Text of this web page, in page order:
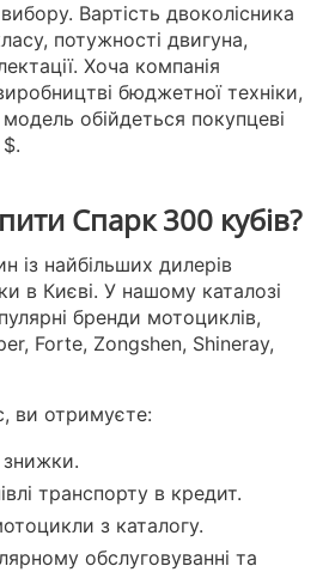
Вартість двоколісника
потужності двигуна,
Хоча компанія
бюджетної техніки,
обійдеться покупцеві
Спарк 300 кубів?
із найбільших дилерів
в Києві. У нашому каталозі
бренди мотоциклів,
Forte, Zongshen, Shineray,
ви отримуєте:
знижки.
транспорту в кредит.
з каталогу.
обслуговуванні та